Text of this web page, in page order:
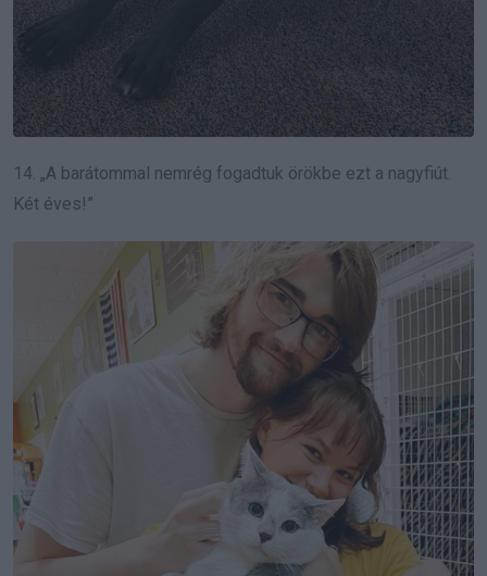
14. „A barátommal nemrég fogadtuk örökbe ezt a nagyfiút.
Két éves!”